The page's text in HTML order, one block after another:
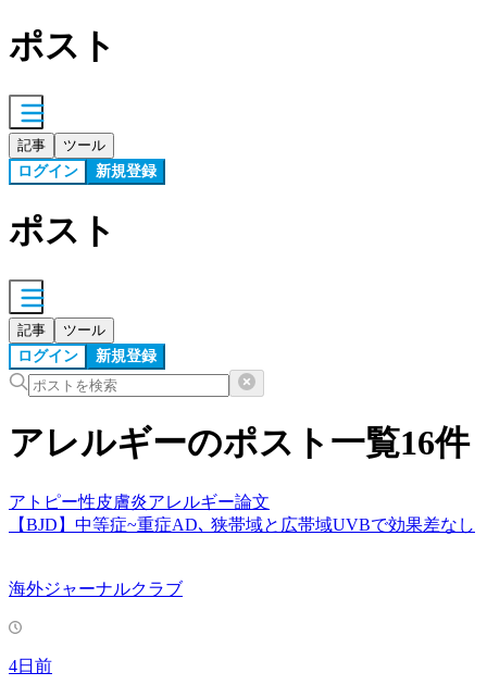
ポスト
記事 ツール
ログイン 新規登録
ポスト
記事 ツール
ログイン 新規登録
アレルギーのポスト 一覧16件
アトピー性皮膚炎アレルギー論文
【BJD】中等症~重症AD､ 狭帯域と広帯域UVBで効果差なし
海外ジャーナルクラブ
4日前